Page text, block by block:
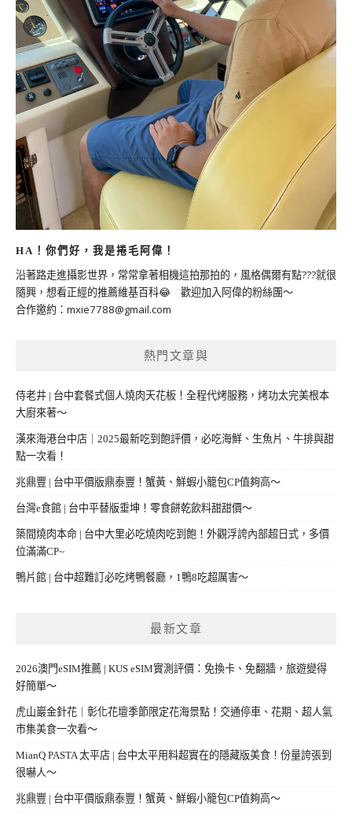
HA！你們好，我是捲毛阿偉！
沿著路走進攝影世界，常常拿著相機這拍那拍的，風格偶爾有點???就很
隨興，想看正經的推薦維基百科😂 歡迎加入阿偉的粉絲團～
合作邀約： mxie7788@gmail.com
熱門文章與
侍老井 | 台中套餐式個人燒肉天花板！全程代烤服務，烤功太完美根本
大廚來著～
漢來海港台中店｜2025最新吃到飽評價，必吃海鮮、生魚片、牛排與甜
點一次看！
兆鼎豐 | 台中平價版鼎泰豐！蟹黃、鮮蝦小籠包CP值夠高～
台灣e食館 | 台中平替版垂坤！零食餅乾飲料甜甜價～
築間燒肉本命 | 台中大里必吃燒肉吃到飽！外觀浮誇內部超日式，多價
位滿滿CP~
鴨片館 | 台中超難訂必吃烤鴨餐廳，1鴨8吃超厲害～
最新文章
2026澳門eSIM推薦 | KUS eSIM實測評價：免換卡、免翻牆，旅遊變得
好簡單～
虎山巖金針花｜彰化花壇季節限定花海景點！交通停車、花期、超人氣
市集美食一次看～
MianQ PASTA 太平店 | 台中太平用料超實在的隱藏版美食！份量誇張到
很嚇人～
兆鼎豐 | 台中平價版鼎泰豐！蟹黃、鮮蝦小籠包CP值夠高～